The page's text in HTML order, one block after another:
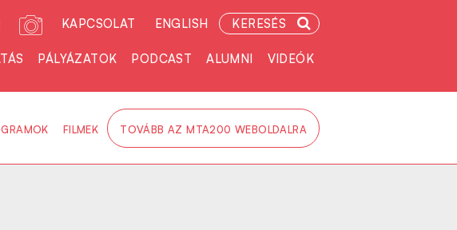
KAPCSOLAT ENGLISH KERESÉS
PÁLYÁZATOK PODCAST ALUMNI VIDEÓK
FILMEK TOVÁBB AZ MTA200 WEBOLDALRA